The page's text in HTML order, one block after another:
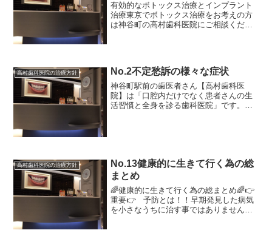
有効的なボトックス治療とインプラント
治療東京でボトックス治療をお考えの方
は神谷町の高村歯科医院にご相談くださ
ストレスなどの様々な...
高村歯科医院の治療方針 No.2不定愁訴の様々な症状
神谷町駅前の歯医者さん【高村歯科医
院】は「口腔内だけでなく患者さんの生
活習慣と全身を診る歯科医院」です。不
高村歯科医院の治療方針
No.13健康的に生きて行く為の総
まとめ
🌈健康的に生きて行く為の総まとめ🌈👉
重要👉 予防とは！！早期発見した病気
を小さなうちに治す事ではありません！